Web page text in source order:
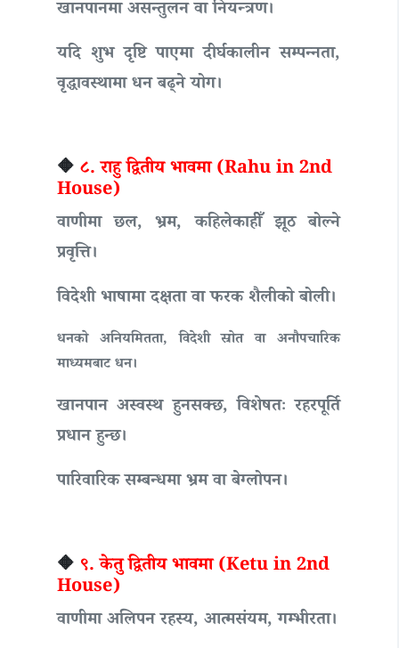
खानपानमा असन्तुलन वा नियन्त्रण।
यदि शुभ दृष्टि पाएमा दीर्घकालीन सम्पन्नता,
वृद्धावस्थामा धन बढ्ने योग।
🔶 ८. राहु द्वितीय भावमा (Rahu in 2nd
House)
वाणीमा छल, भ्रम, कहिलेकाहीँ झूठ बोल्ने
प्रवृत्ति।
विदेशी भाषामा दक्षता वा फरक शैलीको बोली।
धनको अनियमितता, विदेशी स्रोत वा अनौपचारिक
माध्यमबाट धन।
खानपान अस्वस्थ हुनसक्छ, विशेषतः रहरपूर्ति
प्रधान हुन्छ।
पारिवारिक सम्बन्धमा भ्रम वा बेग्लोपन।
🔶 ९. केतु द्वितीय भावमा (Ketu in 2nd
House)
वाणीमा अलिपन रहस्य, आत्मसंयम, गम्भीरता।